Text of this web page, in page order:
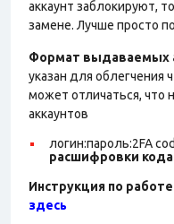
аккаунт заблокируют,
замене. Лучше просто
Формат выдаваемых
указан для облегчения
может отличаться, что
аккаунтов
логин:пароль:2FA
расшифровки кода
Инструкция по
здесь